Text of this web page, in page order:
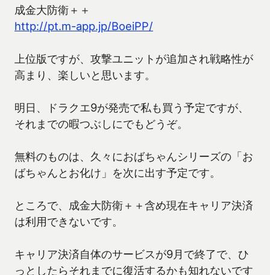
成金大防衛＋＋
http://pt.m-app.jp/BoeiPP/
上位版ですが、攻撃ユニットが追加され戦略性が
高まり、楽しいと思います。
明日、ドラクエ9が発売で私も買う予定ですが、
それまでの暇つぶしにでもどうぞ。
無料のものは、久々におばちゃんシリーズの「お
ばちゃんとお化け」を次に出す予定です。
ところで、成金大防衛＋＋含め現在キャリア決済
は利用できないです。
キャリア決済自体のサービスが9月で終了で、ひ
っとしたらそれまでに復活するかも知れないです